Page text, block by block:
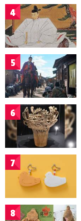
4
5
6
7
8